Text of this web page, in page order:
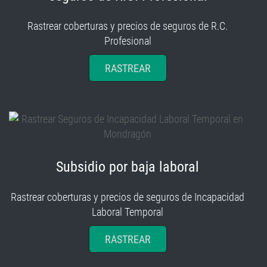
Rastrear coberturas y precios de seguros de R.C.
Profesional
RASTREAR
Rastrear coberturas y precios de seguros de Incapacidad
Laboral Temporal
RASTREAR